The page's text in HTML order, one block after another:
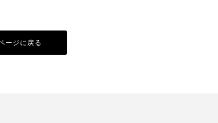
ージに戻る